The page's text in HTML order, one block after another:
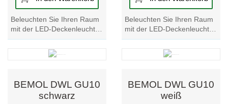
Beleuchten Sie Ihren Raum
mit der LED-Deckenleuchte
AURELIA D 24W. Diese
wasserfeste Leuchte bietet
Beleuchten Sie Ihren Raum
mit der LED-Deckenleuchte
AURELIA D 48W. Elegantes,
wasserfestes Design für
einen hellen...
BEMOL DWL GU10
schwarz
BEMOL DWL GU10
weiß